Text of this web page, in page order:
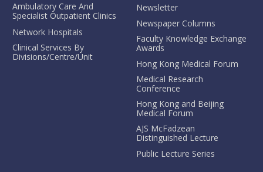
Ambulatory Care And
Specialist Outpatient Clinics
Network Hospitals
Clinical Services By
Divisions/Centre/Unit
Newsletter
Newspaper Columns
Faculty Knowledge Exchange
Awards
Hong Kong Medical Forum
Medical Research
Conference
Hong Kong and Beijing
Medical Forum
AJS McFadzean
Distinguished Lecture
Public Lecture Series